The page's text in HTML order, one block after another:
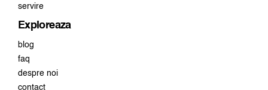
servire
Exploreaza
blog
faq
despre noi
contact